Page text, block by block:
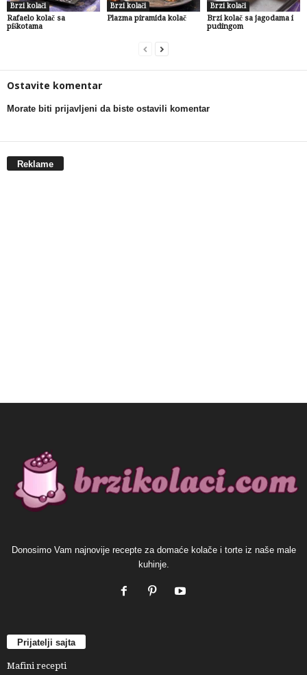
Brzi kolači
Rafaelo kolač sa
piškotama
Brzi kolači
Plazma piramida kolač
Brzi kolači
Brzi kolač sa jagodama i
pudingom
Ostavite komentar
Morate biti prijavljeni da biste ostavili komentar
Reklame
Donosimo Vam najnovije recepte za domaće kolače i torte iz naše male
kuhinje.
Prijatelji sajta
Mafini recepti